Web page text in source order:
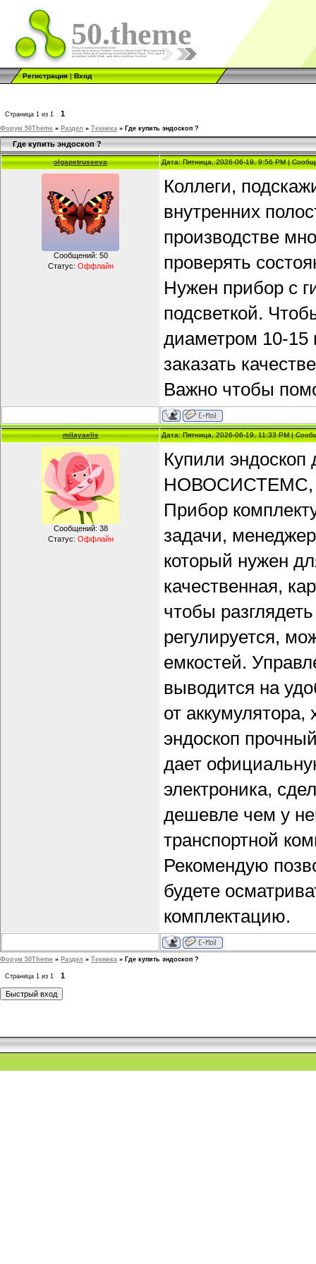
50.theme
Регистрация|Вход
Страница 1 из 1 1
Форум 50Theme » Раздел » Техника » Где купить эндоскоп ?
Где купить эндоскоп ?
olgapetruseeva Дата: Пятница, 2026-06-19, 9:56 PM |
Сообщений: 50
Статус: Оффлайн
Коллеги,
внутренних
производстве
проверять
Нужен прибор с
подсветкой.
диаметром 10-15
заказать
Важно чтобы
milayaelis Дата: Пятница, 2026-06-19, 11:33 PM |
Сообщений: 38
Статус: Оффлайн
Купили
НОВОСИСТЕМС,
Прибор
задачи,
который нужен
качественная,
чтобы
регулируется,
емкостей.
выводится на
от
эндоскоп
дает
электроника,
дешевле чем у
транспортной
Рекомендую
будете
комплектацию.
Форум 50Theme » Раздел » Техника » Где купить эндоскоп ?
Страница 1 из 1 1